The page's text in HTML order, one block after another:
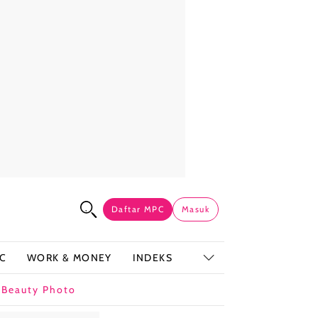
Daftar MPC Masuk
WORK & MONEY INDEKS
Beauty Photo